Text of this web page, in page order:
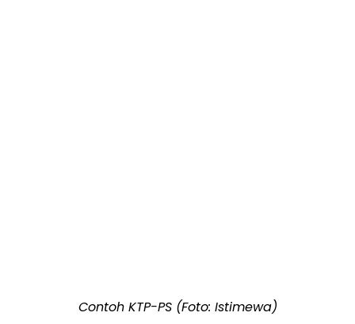
Contoh KTP-PS (Foto: Istimewa)